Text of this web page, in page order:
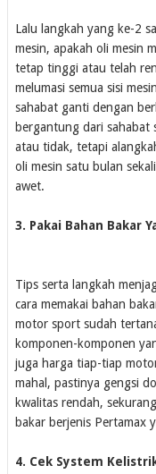
Lalu langkah yang ke-2
mesin, apakah oli mesin
tetap tinggi atau telah
melumasi semua sisi
sahabat ganti dengan
bergantung dari sahabat
atau tidak, tetapi
oli mesin satu bulan
awet.
3. Pakai Bahan Bakar
Tips serta langkah
cara memakai bahan
motor sport sudah
komponen-komponen
juga harga tiap-tiap
mahal, pastinya gengsi
kwalitas rendah,
bakar berjenis Pertamax
4. Cek System